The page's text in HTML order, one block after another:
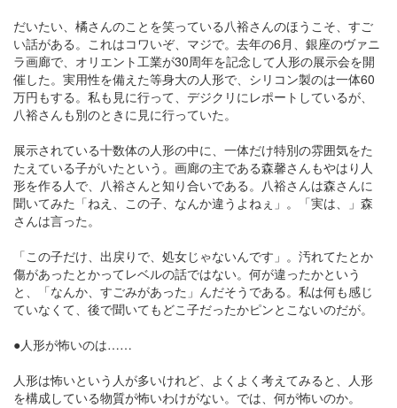
だいたい、橘さんのことを笑っている八裕さんのほうこそ、すご
い話がある。これはコワいぞ、マジで。去年の6月、銀座のヴァニ
ラ画廊で、オリエント工業が30周年を記念して人形の展示会を開
催した。実用性を備えた等身大の人形で、シリコン製のは一体60
万円もする。私も見に行って、デジクリにレポートしているが、
八裕さんも別のときに見に行っていた。
展示されている十数体の人形の中に、一体だけ特別の雰囲気をた
たえている子がいたという。画廊の主である森馨さんもやはり人
形を作る人で、八裕さんと知り合いである。八裕さんは森さんに
聞いてみた「ねえ、この子、なんか違うよねぇ」。「実は、」森
さんは言った。
「この子だけ、出戻りで、処女じゃないんです」。汚れてたとか
傷があったとかってレベルの話ではない。何が違ったかという
と、「なんか、すごみがあった」んだそうである。私は何も感じ
ていなくて、後で聞いてもどこ子だったかピンとこないのだが。
●人形が怖いのは……
人形は怖いという人が多いけれど、よくよく考えてみると、人形
を構成している物質が怖いわけがない。では、何が怖いのか。